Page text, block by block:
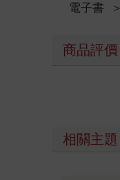
電子書 ＞
商品評價
相關主題